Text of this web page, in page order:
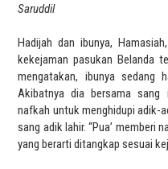
Saruddil
Hadijah dan ibunya,
kekejaman pasukan Belanda
mengatakan, ibunya sedang
Akibatnya dia bersama
nafkah untuk menghidupi adik-
sang adik lahir. “Pua’ memberi
yang berarti ditangkap sesuai